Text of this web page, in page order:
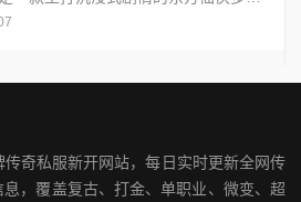
奇私服新开网站，每日实时更新全网传
，覆盖复古、打金、单职业、微变、超